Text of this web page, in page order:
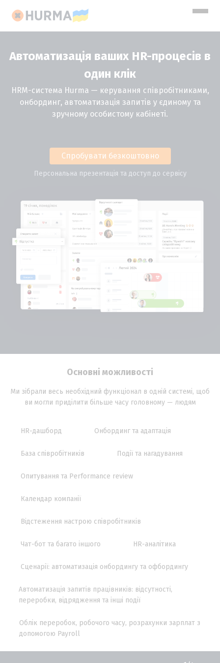
Автоматизація ваших HR-процесів в
один клік
HRM-система Hurma — керування співробітниками,
онбординг, автоматизація запитів у єдиному та
зручному особистому кабінеті.
Спробувати безкоштовно
Персональна презентація та доступ до сервісу
Основні можливості
Ми зібрали весь необхідний функціонал в одній системі, щоб
ви могли приділити більше часу головному — людям
HR-дашборд Онбординг та адаптація
База співробітників Події та нагадування
Опитування та Performance review
Календар компанії
Відстеження настрою співробітників
Чат-бот та багато іншого HR-аналітика
Сценарії: автоматизація онбордингу та офбордингу
Автоматизація запитів працівників: відсутності,
переробки, відрядження та інші події
Облік переробок, робочого часу, розрахунки зарплат з
допомогою Payroll